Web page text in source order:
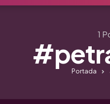
1
Portada